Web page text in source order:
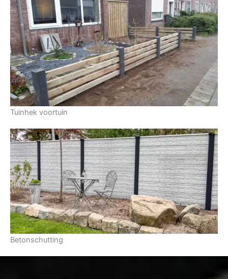
Tuinhek voortuin
Betonschutting